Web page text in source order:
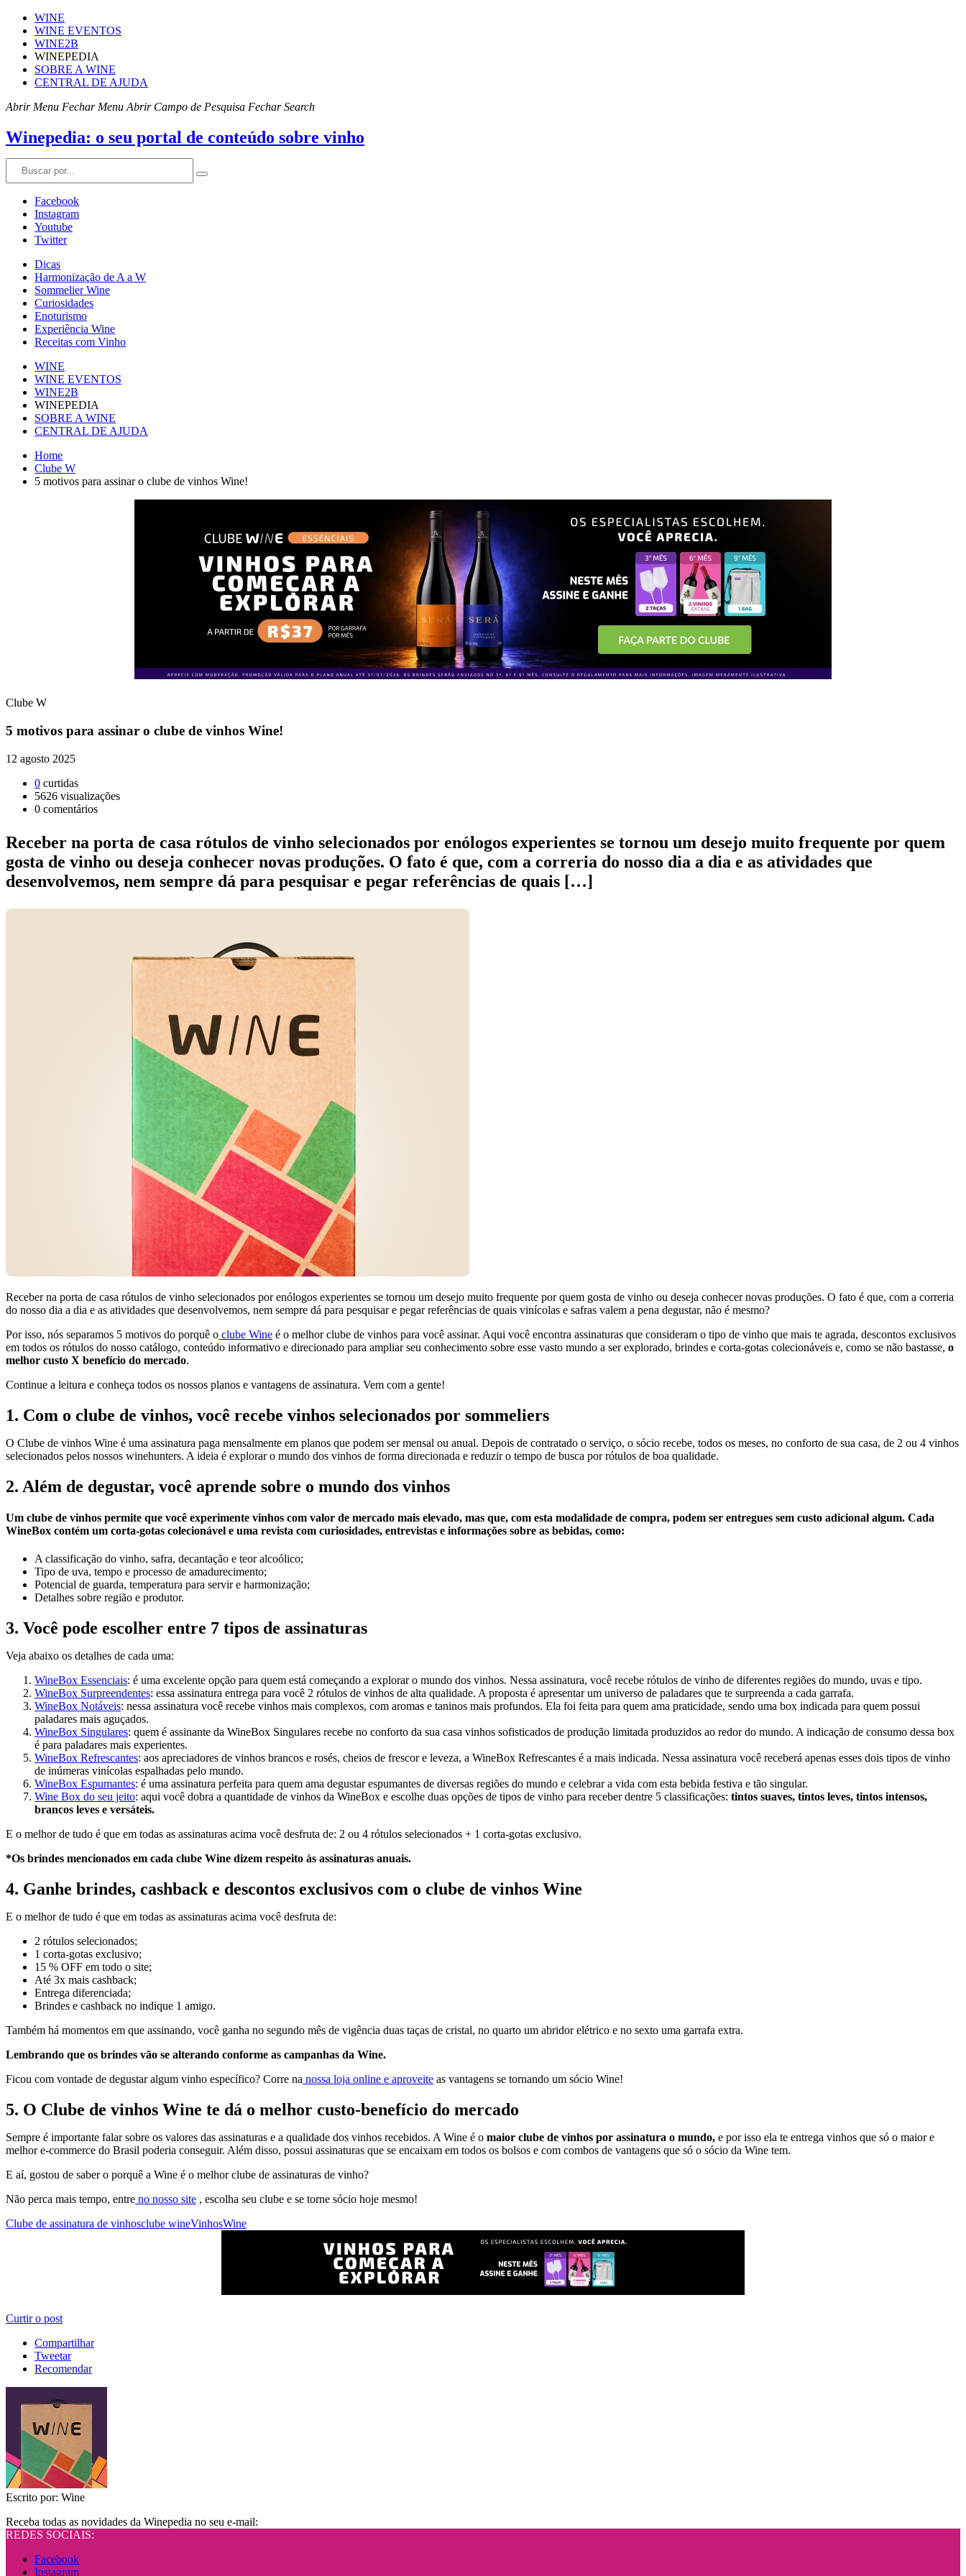
WINE
WINE EVENTOS
WINE2B
WINEPEDIA
SOBRE A WINE
CENTRAL DE AJUDA
Abrir Menu Fechar Menu Abrir Campo de Pesquisa Fechar Search
Winepedia: o seu portal de conteúdo sobre vinho
Facebook
Instagram
Youtube
Twitter
Dicas
Harmonização de A a W
Sommelier Wine
Curiosidades
Enoturismo
Experiência Wine
Receitas com Vinho
WINE
WINE EVENTOS
WINE2B
WINEPEDIA
SOBRE A WINE
CENTRAL DE AJUDA
Home
Clube W
5 motivos para assinar o clube de vinhos Wine!
Clube W
5 motivos para assinar o clube de vinhos Wine!
12 agosto 2025
0 curtidas
5626 visualizações
0 comentários
Receber na porta de casa rótulos de vinho selecionados por enólogos experientes se tornou um desejo muito frequente por quem
gosta de vinho ou deseja conhecer novas produções. O fato é que, com a correria do nosso dia a dia e as atividades que
desenvolvemos, nem sempre dá para pesquisar e pegar referências de quais […]
Receber na porta de casa rótulos de vinho selecionados por enólogos experientes se tornou um desejo muito frequente por quem gosta de vinho ou deseja conhecer novas produções. O fato é que, com a correria
do nosso dia a dia e as atividades que desenvolvemos, nem sempre dá para pesquisar e pegar referências de quais vinícolas e safras valem a pena degustar, não é mesmo?
Por isso, nós separamos 5 motivos do porquê o clube Wine é o melhor clube de vinhos para você assinar. Aqui você encontra assinaturas que consideram o tipo de vinho que mais te agrada, descontos exclusivos
em todos os rótulos do nosso catálogo, conteúdo informativo e direcionado para ampliar seu conhecimento sobre esse vasto mundo a ser explorado, brindes e corta-gotas colecionáveis e, como se não bastasse, o
melhor custo X benefício do mercado.
Continue a leitura e conheça todos os nossos planos e vantagens de assinatura. Vem com a gente!
1. Com o clube de vinhos, você recebe vinhos selecionados por sommeliers
O Clube de vinhos Wine é uma assinatura paga mensalmente em planos que podem ser mensal ou anual. Depois de contratado o serviço, o sócio recebe, todos os meses, no conforto de sua casa, de 2 ou 4 vinhos
selecionados pelos nossos winehunters. A ideia é explorar o mundo dos vinhos de forma direcionada e reduzir o tempo de busca por rótulos de boa qualidade.
2. Além de degustar, você aprende sobre o mundo dos vinhos
Um clube de vinhos permite que você experimente vinhos com valor de mercado mais elevado, mas que, com esta modalidade de compra, podem ser entregues sem custo adicional algum. Cada
WineBox contém um corta-gotas colecionável e uma revista com curiosidades, entrevistas e informações sobre as bebidas, como:
A classificação do vinho, safra, decantação e teor alcoólico;
Tipo de uva, tempo e processo de amadurecimento;
Potencial de guarda, temperatura para servir e harmonização;
Detalhes sobre região e produtor.
3. Você pode escolher entre 7 tipos de assinaturas
Veja abaixo os detalhes de cada uma:
WineBox Essenciais: é uma excelente opção para quem está começando a explorar o mundo dos vinhos. Nessa assinatura, você recebe rótulos de vinho de diferentes regiões do mundo, uvas e tipo.
WineBox Surpreendentes: essa assinatura entrega para você 2 rótulos de vinhos de alta qualidade. A proposta é apresentar um universo de paladares que te surpreenda a cada garrafa.
WineBox Notáveis: nessa assinatura você recebe vinhos mais complexos, com aromas e taninos mais profundos. Ela foi feita para quem ama praticidade, sendo uma box indicada para quem possui
paladares mais aguçados.
WineBox Singulares: quem é assinante da WineBox Singulares recebe no conforto da sua casa vinhos sofisticados de produção limitada produzidos ao redor do mundo. A indicação de consumo dessa box
é para paladares mais experientes.
WineBox Refrescantes: aos apreciadores de vinhos brancos e rosés, cheios de frescor e leveza, a WineBox Refrescantes é a mais indicada. Nessa assinatura você receberá apenas esses dois tipos de vinho
de inúmeras vinícolas espalhadas pelo mundo.
WineBox Espumantes: é uma assinatura perfeita para quem ama degustar espumantes de diversas regiões do mundo e celebrar a vida com esta bebida festiva e tão singular.
Wine Box do seu jeito: aqui você dobra a quantidade de vinhos da WineBox e escolhe duas opções de tipos de vinho para receber dentre 5 classificações: tintos suaves, tintos leves, tintos intensos,
brancos leves e versáteis.
E o melhor de tudo é que em todas as assinaturas acima você desfruta de: 2 ou 4 rótulos selecionados + 1 corta-gotas exclusivo.
*Os brindes mencionados em cada clube Wine dizem respeito às assinaturas anuais.
4. Ganhe brindes, cashback e descontos exclusivos com o clube de vinhos Wine
E o melhor de tudo é que em todas as assinaturas acima você desfruta de:
2 rótulos selecionados;
1 corta-gotas exclusivo;
15 % OFF em todo o site;
Até 3x mais cashback;
Entrega diferenciada;
Brindes e cashback no indique 1 amigo.
Também há momentos em que assinando, você ganha no segundo mês de vigência duas taças de cristal, no quarto um abridor elétrico e no sexto uma garrafa extra.
Lembrando que os brindes vão se alterando conforme as campanhas da Wine.
Ficou com vontade de degustar algum vinho específico? Corre na nossa loja online e aproveite as vantagens se tornando um sócio Wine!
5. O Clube de vinhos Wine te dá o melhor custo-benefício do mercado
Sempre é importante falar sobre os valores das assinaturas e a qualidade dos vinhos recebidos. A Wine é o maior clube de vinhos por assinatura o mundo, e por isso ela te entrega vinhos que só o maior e
melhor e-commerce do Brasil poderia conseguir. Além disso, possui assinaturas que se encaixam em todos os bolsos e com combos de vantagens que só o sócio da Wine tem.
E aí, gostou de saber o porquê a Wine é o melhor clube de assinaturas de vinho?
Não perca mais tempo, entre no nosso site , escolha seu clube e se torne sócio hoje mesmo!
Clube de assinatura de vinhosclube wineVinhosWine
Curtir o post
Compartilhar
Tweetar
Recomendar
Escrito por: Wine
Receba todas as novidades da Winepedia no seu e-mail:
REDES SOCIAIS:
Facebook
Instagram